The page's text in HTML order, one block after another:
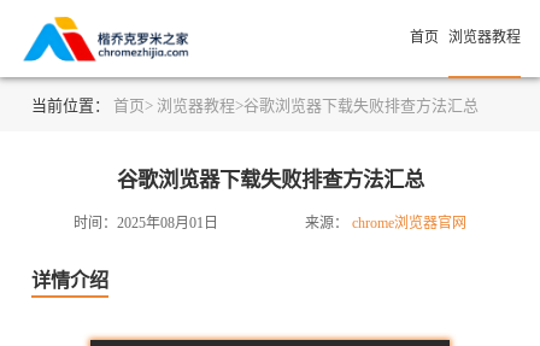
首页 浏览器教程
当前位置： 首页> 浏览器教程>谷歌浏览器下载失败排查方法汇总
谷歌浏览器下载失败排查方法汇总
时间：2025年08月01日 来源： chrome浏览器官网
详情介绍